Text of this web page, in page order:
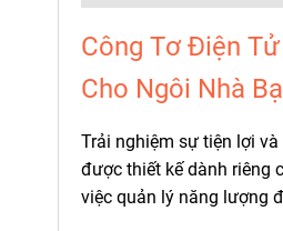
Công Tơ Điện
Cho Ngôi Nhà
Trải nghiệm sự tiện lợi
được thiết kế dành riêng
việc quản lý năng lượng